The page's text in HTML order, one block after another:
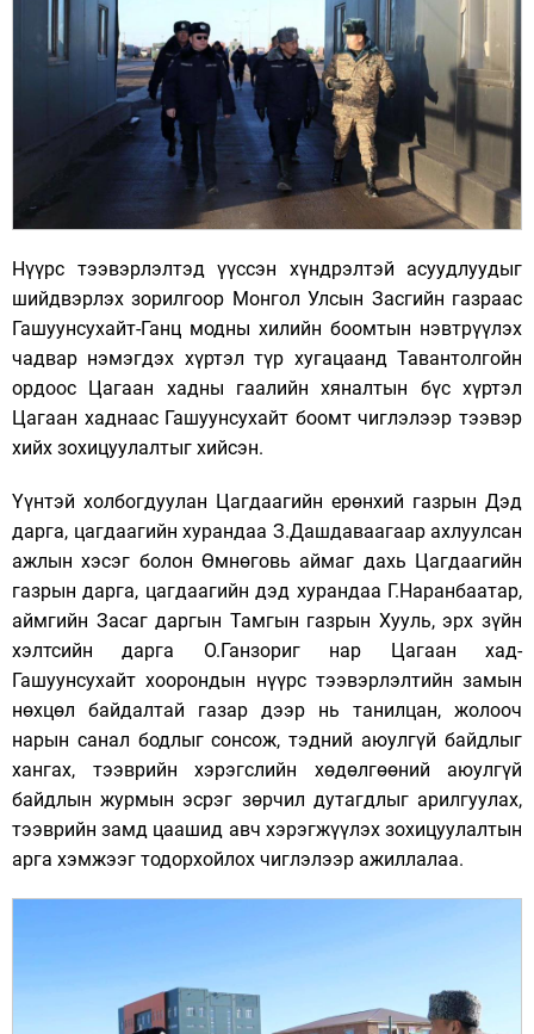
Нүүрс тээвэрлэлтэд үүссэн хүндрэлтэй асуудлуудыг
шийдвэрлэх зорилгоор Монгол Улсын Засгийн газраас
Гашуунсухайт-Ганц модны хилийн боомтын нэвтрүүлэх
чадвар нэмэгдэх хүртэл түр хугацаанд Тавантолгойн
ордоос Цагаан хадны гаалийн хяналтын бүс хүртэл
Цагаан хаднаас Гашуунсухайт боомт чиглэлээр тээвэр
хийх зохицуулалтыг хийсэн.
Үүнтэй холбогдуулан Цагдаагийн ерөнхий газрын Дэд
дарга, цагдаагийн хурандаа З.Дашдаваагаар ахлуулсан
ажлын хэсэг болон Өмнөговь аймаг дахь Цагдаагийн
газрын дарга, цагдаагийн дэд хурандаа Г.Наранбаатар,
аймгийн Засаг даргын Тамгын газрын Хууль, эрх зүйн
хэлтсийн дарга О.Ганзориг нар Цагаан хад-
Гашуунсухайт хоорондын нүүрс тээвэрлэлтийн замын
нөхцөл байдалтай газар дээр нь танилцан, жолооч
нарын санал бодлыг сонсож, тэдний аюулгүй байдлыг
хангах, тээврийн хэрэгслийн хөдөлгөөний аюулгүй
байдлын журмын эсрэг зөрчил дутагдлыг арилгуулах,
тээврийн замд цаашид авч хэрэгжүүлэх зохицуулалтын
арга хэмжээг тодорхойлох чиглэлээр ажиллалаа.